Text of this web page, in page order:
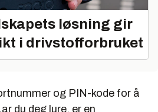
løsning gir
i drivstofforbruket
og PIN-kode for å
du deg lure, er en